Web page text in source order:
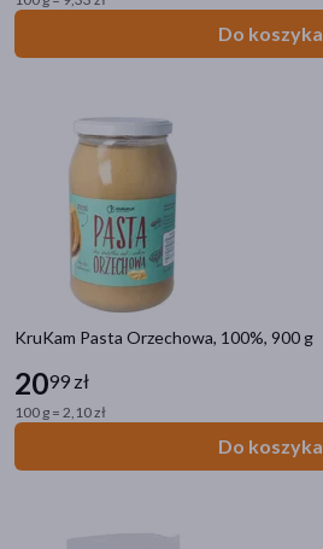
Do koszyka
KruKam Pasta Orzechowa, 100%, 900 g
2099 zł
100 g = 2,10 zł
Do koszyka